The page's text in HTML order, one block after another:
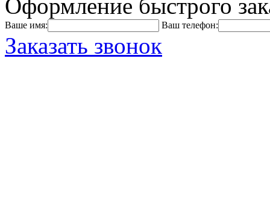
Оформление быстрого
Ваше имя: Ваш телефон:
Заказать звонок